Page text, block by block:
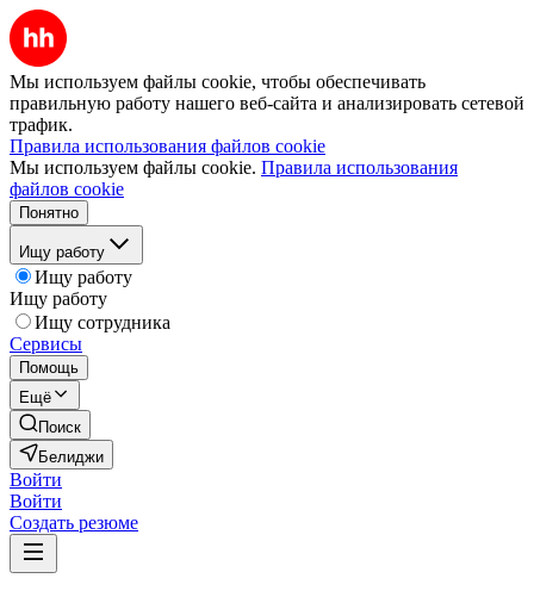
Мы используем файлы cookie, чтобы обеспечивать
правильную работу нашего веб-сайта и анализировать сетевой
трафик.
Правила использования файлов cookie
Мы используем файлы cookie. Правила использования
файлов cookie
Понятно
Ищу работу
Ищу работу
Ищу работу
Ищу сотрудника
Сервисы
Помощь
Ещё
Поиск
Белиджи
Войти
Войти
Создать резюме